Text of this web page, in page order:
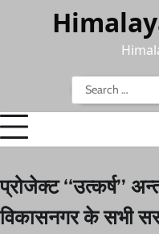
Search
for:
प्रोजेक्ट ‘‘उत्कर्ष’’
विकासनगर के सभी